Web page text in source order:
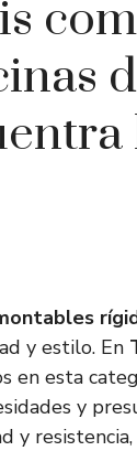
y estilo. En
en esta
y
y